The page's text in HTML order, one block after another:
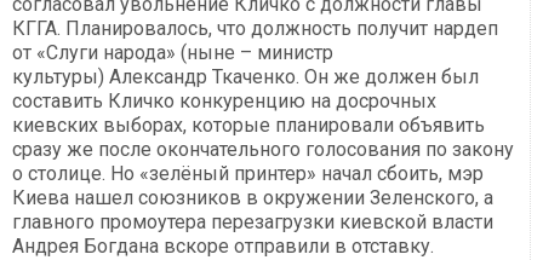
КГГА. Планировалось, что должность получит нардеп
от «Слуги народа» (ныне – министр
культуры) Александр Ткаченко. Он же должен был
составить Кличко конкуренцию на досрочных
киевских выборах, которые планировали объявить
сразу же после окончательного голосования по закону
о столице. Но «зелёный принтер» начал сбоить, мэр
Киева нашел союзников в окружении Зеленского, а
главного промоутера перезагрузки киевской власти
Андрея Богдана вскоре отправили в отставку.